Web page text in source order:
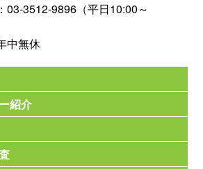
03-3512-9896（平日10:00～
中無休
紹介